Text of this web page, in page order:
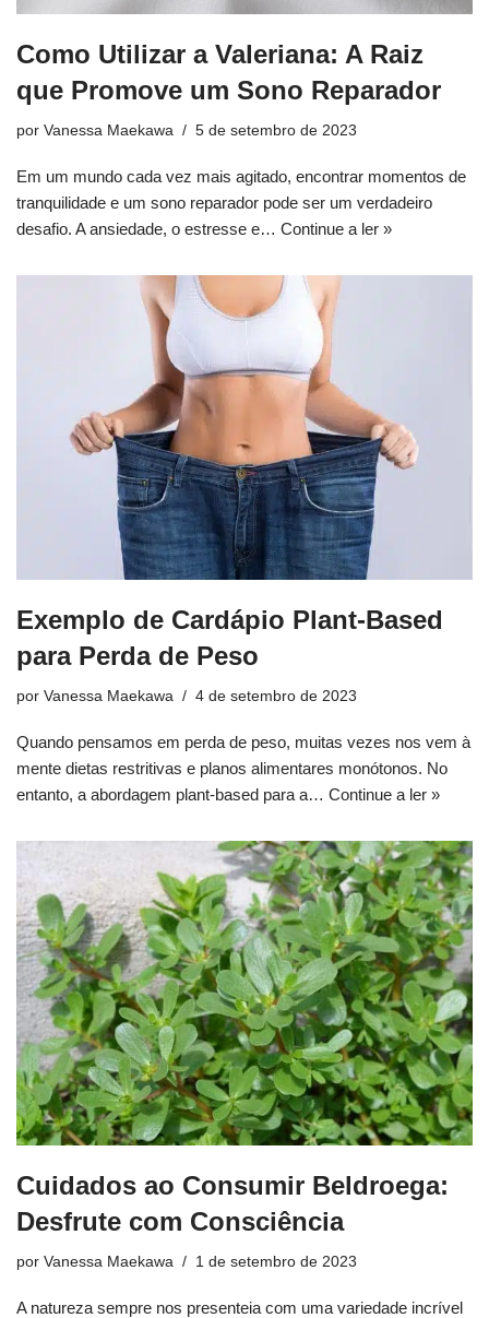
Como Utilizar a Valeriana: A Raiz
que Promove um Sono Reparador
por Vanessa Maekawa 5 de setembro de 2023
Em um mundo cada vez mais agitado, encontrar momentos de
tranquilidade e um sono reparador pode ser um verdadeiro
desafio. A ansiedade, o estresse e… Continue a ler »
Exemplo de Cardápio Plant-Based
para Perda de Peso
por Vanessa Maekawa 4 de setembro de 2023
Quando pensamos em perda de peso, muitas vezes nos vem à
mente dietas restritivas e planos alimentares monótonos. No
entanto, a abordagem plant-based para a… Continue a ler »
Cuidados ao Consumir Beldroega:
Desfrute com Consciência
por Vanessa Maekawa 1 de setembro de 2023
A natureza sempre nos presenteia com uma variedade incrível